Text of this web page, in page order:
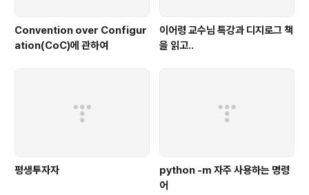
Convention over Configur
ation(CoC)에 관하여
이어령 교수님 특강과 디지로그 책
을 읽고..
평생투자자
python -m 자주 사용하는 명령
어